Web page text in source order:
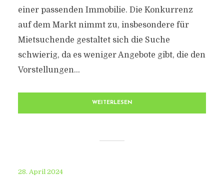
einer passenden Immobilie. Die Konkurrenz
auf dem Markt nimmt zu, insbesondere für
Mietsuchende gestaltet sich die Suche
schwierig, da es weniger Angebote gibt, die den
Vorstellungen...
WEITERLESEN
28. April 2024